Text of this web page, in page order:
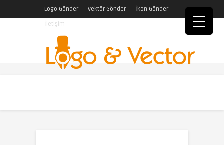
Logo Gönder Vektör Gönder
İkon Gönder
İletişim